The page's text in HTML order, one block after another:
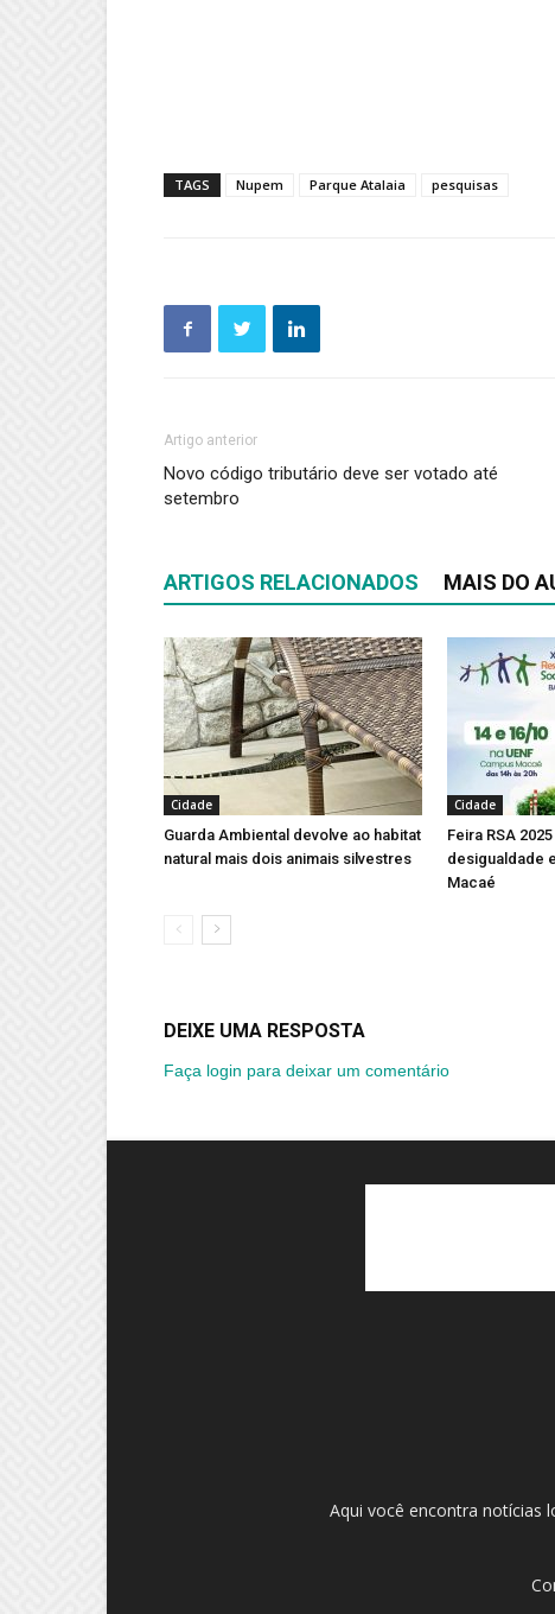
TAGS Nupem Parque Atalaia pesquisas
Artigo anterior
Novo código tributário deve ser votado até
setembro
ARTIGOS RELACIONADOS MAIS DO
Cidade
Guarda Ambiental devolve ao habitat
natural mais dois animais silvestres
Cidade
Feira RSA
desigualdade
Macaé
DEIXE UMA RESPOSTA
Faça login para deixar um comentário
Aqui você encontra notícias